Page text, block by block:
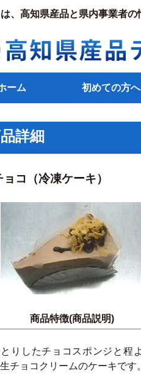
、高知県産品と県内事業者の
ーム 初めての方へ
詳細
コ（冷凍ケーキ）
商品特徴(商品説明)
とりしたチョコスポンジと程
チョコクリームのケーキです。